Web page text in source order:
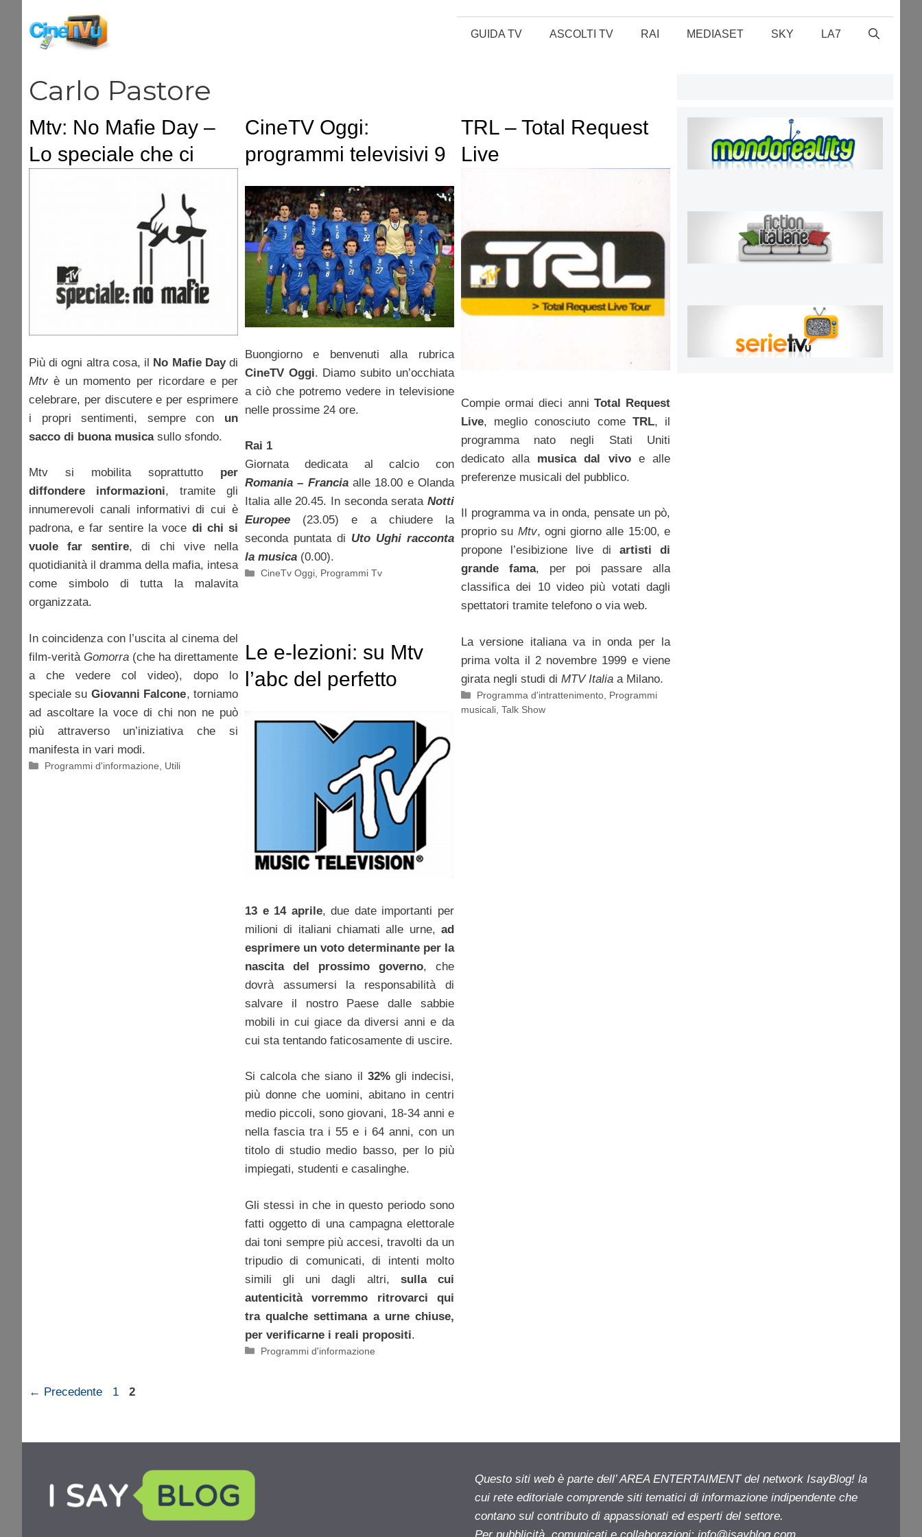
contenuto
GUIDA TV ASCOLTI TV RAI MEDIASET SKY LA7
Carlo Pastore
Mtv: No Mafie Day –
Lo speciale che ci
Più di ogni altra cosa, il No Mafie Day di
Mtvè un momento per ricordare e per
celebrare, per discutere e per esprimere
i propri sentimenti, sempre con un
sacco di buona musica sullo sfondo.
Mtv si mobilita soprattutto per
diffondere informazioni, tramite gli
innumerevoli canali informativi di cui è
padrona, e far sentire la voce di chi si
vuole far sentire, di chi vive nella
quotidianità il dramma della mafia, intesa
come simbolo di tutta la malavita
organizzata.
In coincidenza con l’uscita al cinema del
film-verità Gomorra (che ha direttamente
a che vedere col video), dopo lo
speciale su Giovanni Falcone, torniamo
ad ascoltare la voce di chi non ne può
più attraverso un’iniziativa che si
manifesta in vari modi.
Categorie
Programmi d'informazione Utili
CineTV Oggi:
programmi televisivi 9
Giugno
Buongiorno e benvenuti alla rubrica
CineTV Oggi. Diamo subito un’occhiata
a ciò che potremo vedere in televisione
nelle prossime 24 ore.
Rai 1
Giornata dedicata al calcio con
Romania – Franciaalle 18.00 e Olanda
Italia alle 20.45. In seconda serata Notti
Europee(23.05) e a chiudere la
seconda puntata di Uto Ughi racconta
la musica(0.00).
Categorie
CineTv Oggi, Programmi Tv
TRL – Total Request
Live
Compie ormai dieci anni Total Request
Live, meglio conosciuto come TRL, il
programma nato negli Stati Uniti
dedicato alla musica dal vivoe alle
preferenze musicali del pubblico.
Il programma va in onda, pensate un pò,
proprio su Mtv, ogni giorno alle 15:00, e
propone l’esibizione live di artisti di
grande fama, per poi passare alla
classifica dei 10 video più votati dagli
spettatori tramite telefono o via web.
La versione italiana va in onda per la
prima volta il 2 novembre 1999 e viene
girata negli studi di MTV Italiaa Milano.
Categorie
Programma d'intrattenimento Programmi
musicali, Talk Show
Le e-lezioni: su Mtv
l’abc del perfetto
13 e 14 aprile, due date importanti per
milioni di italiani chiamati alle urne, ad
esprimere un voto determinante per la
nascita del prossimo governo, che
dovrà assumersi la responsabilità di
salvare il nostro Paese dalle sabbie
mobili in cui giace da diversi anni e da
cui sta tentando faticosamente di uscire.
Si calcola che siano il 32%gli indecisi,
più donne che uomini, abitano in centri
medio piccoli, sono giovani, 18-34 anni e
nella fascia tra i 55 e i 64 anni, con un
titolo di studio medio basso, per lo più
impiegati, studenti e casalinghe.
Gli stessi in che in questo periodo sono
fatti oggetto di una campagna elettorale
dai toni sempre più accesi, travolti da un
tripudio di comunicati, di intenti molto
simili gli uni dagli altri, sulla cui
autenticità vorremmo ritrovarci qui
tra qualche settimana a urne chiuse,
per verificarne i reali propositi.
Categorie
Programmi d'informazione
← Precedente Pagina
1 Pagina
2
Questo siti web è parte dell’ AREA ENTERTAIMENT del network IsayBlog! la
cui rete editoriale comprende siti tematici di informazione indipendente che
contano sul contributo di appassionati ed esperti del settore.